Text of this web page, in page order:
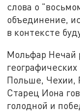
слова о
объединение,
в контексте
Мольфар Нечай
Польше, Чехии,
Старец Иона
голодной и